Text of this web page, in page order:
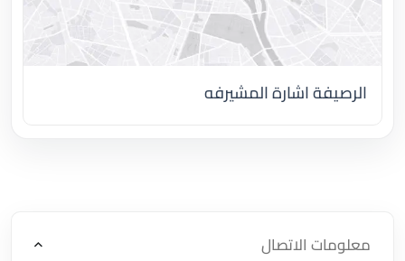
الرصيفة اشارة المشيرفه
معلومات الاتصال